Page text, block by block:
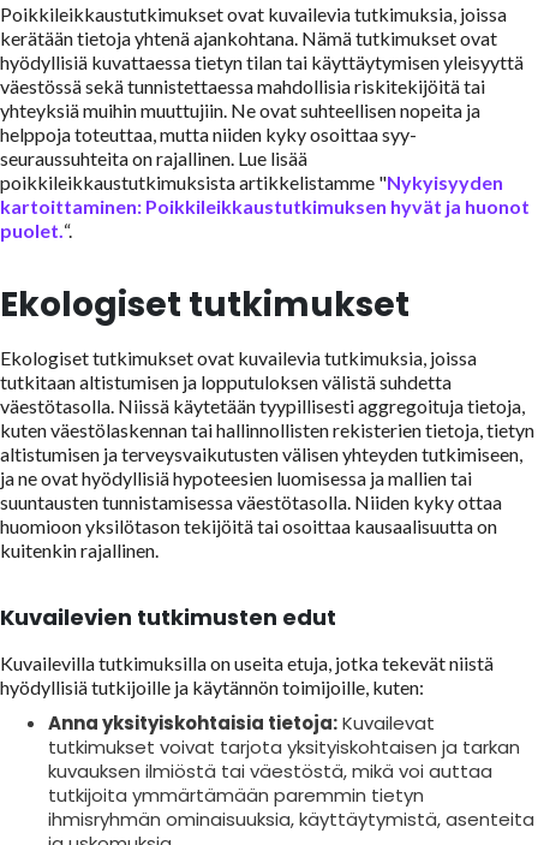
Poikkileikkaustutkimukset ovat kuvailevia tutkimuksia, joissa
kerätään tietoja yhtenä ajankohtana. Nämä tutkimukset ovat
hyödyllisiä kuvattaessa tietyn tilan tai käyttäytymisen yleisyyttä
väestössä sekä tunnistettaessa mahdollisia riskitekijöitä tai
yhteyksiä muihin muuttujiin. Ne ovat suhteellisen nopeita ja
helppoja toteuttaa, mutta niiden kyky osoittaa syy-
seuraussuhteita on rajallinen. Lue lisää
poikkileikkaustutkimuksista artikkelistamme "Nykyisyyden
kartoittaminen: Poikkileikkaustutkimuksen hyvät ja huonot
puolet.“.
Ekologiset tutkimukset
Ekologiset tutkimukset ovat kuvailevia tutkimuksia, joissa
tutkitaan altistumisen ja lopputuloksen välistä suhdetta
väestötasolla. Niissä käytetään tyypillisesti aggregoituja tietoja,
kuten väestölaskennan tai hallinnollisten rekisterien tietoja, tietyn
altistumisen ja terveysvaikutusten välisen yhteyden tutkimiseen,
ja ne ovat hyödyllisiä hypoteesien luomisessa ja mallien tai
suuntausten tunnistamisessa väestötasolla. Niiden kyky ottaa
huomioon yksilötason tekijöitä tai osoittaa kausaalisuutta on
kuitenkin rajallinen.
Kuvailevien tutkimusten edut
Kuvailevilla tutkimuksilla on useita etuja, jotka tekevät niistä
hyödyllisiä tutkijoille ja käytännön toimijoille, kuten:
Anna yksityiskohtaisia tietoja:Kuvailevat
tutkimukset voivat tarjota yksityiskohtaisen ja tarkan
kuvauksen ilmiöstä tai väestöstä, mikä voi auttaa
tutkijoita ymmärtämään paremmin tietyn
ihmisryhmän ominaisuuksia, käyttäytymistä, asenteita